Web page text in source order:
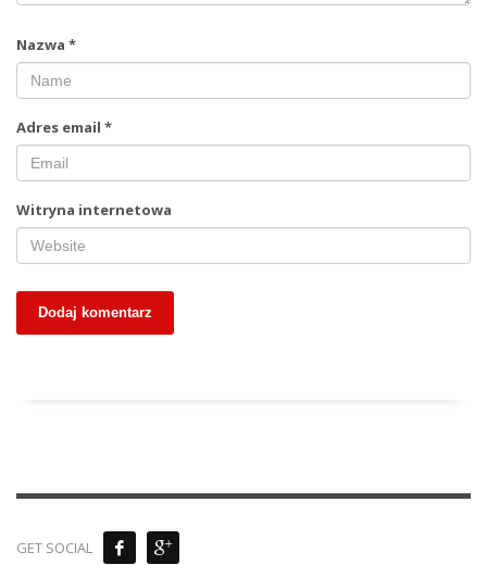
Nazwa *
Adres email *
Witryna internetowa
GET SOCIAL